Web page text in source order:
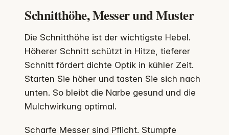
Schnitthöhe, Messer und Muster
Die Schnitthöhe ist der wichtigste Hebel.
Höherer Schnitt schützt in Hitze, tieferer
Schnitt fördert dichte Optik in kühler Zeit.
Starten Sie höher und tasten Sie sich nach
unten. So bleibt die Narbe gesund und die
Mulchwirkung optimal.
Scharfe Messer sind Pflicht. Stumpfe